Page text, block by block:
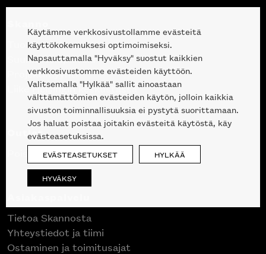
Tuotteet
Suunnittelupalvelu
Projektimyynti
Liike Helsingin keskustassa
Outlet
Poistuvat mallikappaleet
Tietoa Skannosta
Yhteystiedot ja tiimi
Ostaminen ja toimitusajat
Käytämme verkkosivustollamme evästeitä
käyttökokemuksesi optimoimiseksi.
Napsauttamalla "Hyväksy" suostut kaikkien
verkkosivustomme evästeiden käyttöön.
Valitsemalla "Hylkää" sallit ainoastaan
välttämättömien evästeiden käytön, jolloin kaikkia
sivuston toiminnallisuuksia ei pystytä suorittamaan.
Jos haluat poistaa joitakin evästeitä käytöstä, käy
evästeasetuksissa.
EVÄSTEASETUKSET HYLKÄÄ
HYVÄKSY